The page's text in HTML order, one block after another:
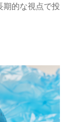
期的な視点で投